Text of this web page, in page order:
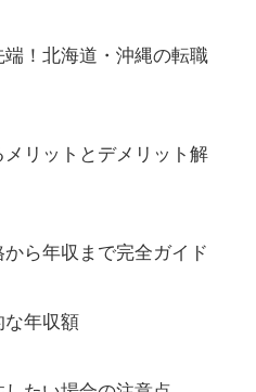
！北海道・沖縄の転職
リットとデメリット解
ら年収まで完全ガイド
年収額